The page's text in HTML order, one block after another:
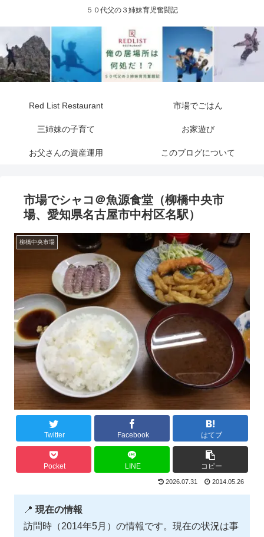
５０代父の３姉妹育児奮闘記
Red List Restaurant 市場でごはん
三姉妹の子育て お家遊び
お父さんの資産運用 このブログについて
市場でシャコ＠魚源食堂（柳橋中央市
場、愛知県名古屋市中村区名駅）
柳橋中央市場
Twitter Facebook はてブ
Pocket LINE コピー
2026.07.31 2014.05.26
📍 現在の情報
訪問時（2014年5月）の情報です。現在の状況は事